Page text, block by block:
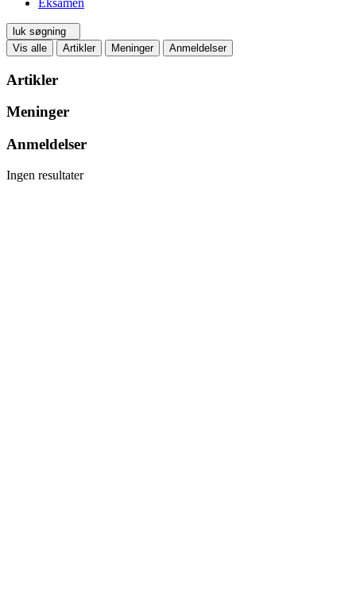
Eksamen
luk søgning
Vis alle
Artikler Meninger Anmeldelser
Artikler
Meninger
Anmeldelser
Ingen resultater